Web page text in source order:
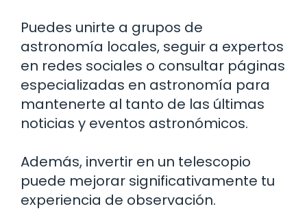
Puedes unirte a grupos de
astronomía locales, seguir a expertos
en redes sociales o consultar páginas
especializadas en astronomía para
mantenerte al tanto de las últimas
noticias y eventos astronómicos.
Además, invertir en un telescopio
puede mejorar significativamente tu
experiencia de observación.